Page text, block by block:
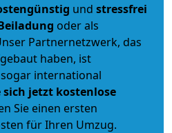
und stressfrei
oder als
Partnernetzwerk, das
haben, ist
international
sich jetzt kostenlose
Sie einen ersten
für Ihren Umzug.